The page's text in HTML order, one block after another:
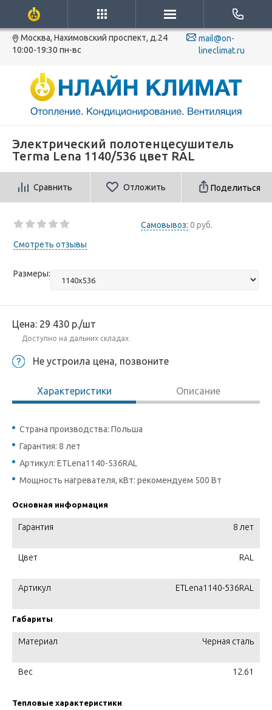
Москва, Нахимовский проспект, д.24
10:00-19:30 пн-вс
mail@on-
lineclimat.ru
Электрический полотенцесушитель
Terma Lena 1140/536 цвет RAL
Сравнить Отложить Поделиться
Самовывоз: 0 руб.
Смотреть отзывы
Размеры:
Цена: 29 430 р./шт
Доступно на дальних складах
Не устроила цена, позвоните
Характеристики Описание
Страна производства: Польша
Гарантия: 8 лет
Артикул: ETLena1140-536RAL
Мощность нагревателя, кВт: рекомендуем 500 Вт
Основная информация
Гарантия 8 лет
Цвет RAL
Артикул ETLena1140-536RAL
Габариты
Материал Черная сталь
Вес 12.61
Тепловые характеристики